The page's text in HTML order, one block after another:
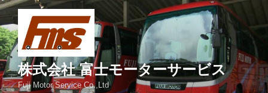
コ
テ
ン
ツ
へ
株式会社 富士モーターサービス
Fuji Motor Service Co.,Ltd